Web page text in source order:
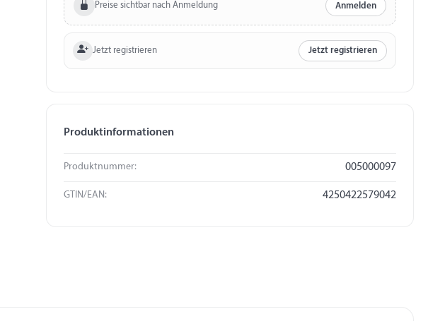
Preise sichtbar nach Anmeldung Anmelden
Jetzt registrieren Jetzt registrieren
Produktinformationen
Produktnummer: 005000097
GTIN/EAN: 4250422579042